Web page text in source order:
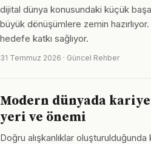
dijital dünya konusundaki küçük
büyük dönüşümlere zemin hazırlıyor.
hedefe katkı sağlıyor.
31 Temmuz 2026 · Güncel Rehber
Modern dünyada
yeri ve önemi
Doğru alışkanlıklar oluşturulduğunda